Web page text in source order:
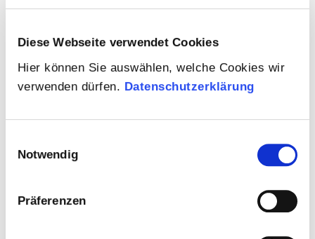
Diese Webseite verwendet Cookies
Hier können Sie auswählen, welche Cookies wir
verwenden dürfen. Datenschutzerklärung
Notwendig
Präferenzen
Christian Beulker